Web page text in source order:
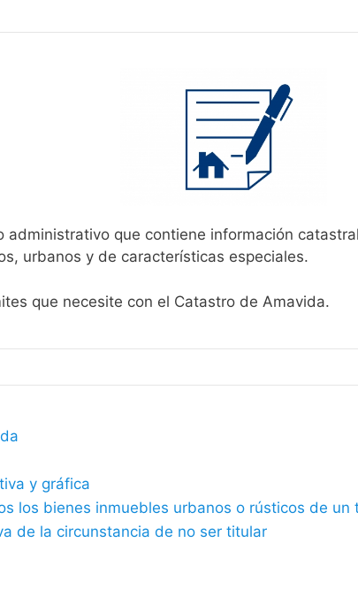
administrativo que contiene información
urbanos y de características especiales.
que necesite con el Catastro de Amavida.
y gráfica
los bienes inmuebles urbanos o rústicos de un
de la circunstancia de no ser titular